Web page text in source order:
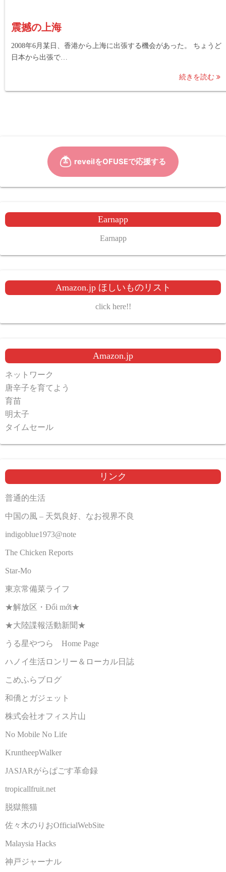
震撼の上海
2008年6月某日、香港から上海に出張する機会があった。 ちょうど
日本から出張で…
続きを読む
Earnapp
Earnapp
Amazon.jp ほしいものリスト
click here!!
Amazon.jp
ネットワーク
唐辛子を育てよう
育苗
明太子
タイムセール
リンク
普通的生活
中国の風 – 天気良好、なお視界不良
indigoblue1973@note
The Chicken Reports
Star-Mo
東京常備菜ライフ
★解放区・Đổi mới★
★大陸諜報活動新聞★
うる星やつら Home Page
ハノイ生活ロンリー＆ローカル日誌
こめふらブログ
和僑とガジェット
株式会社オフィス片山
No Mobile No Life
KruntheepWalker
JASJARがらぱごす革命録
tropicallfruit.net
脱獄熊猫
佐々木のりおOfficialWebSite
Malaysia Hacks
神戸ジャーナル